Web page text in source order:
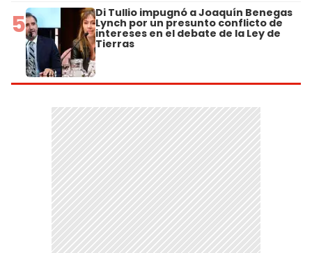
5 Di Tullio impugnó a Joaquín Benegas
Lynch por un presunto conflicto de
intereses en el debate de la Ley de
Tierras